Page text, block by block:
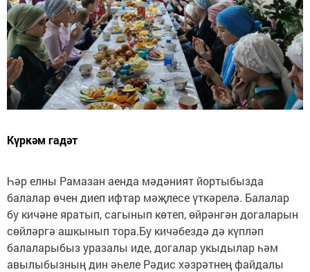
Күркәм гадәт
Һәр елны Рамазан аенда мәдәният йортыбызда
балалар өчен диеп ифтар мәҗлесе үткәрелә. Балалар
бу кичәне яратып, сагынып көтеп, өйрәнгән догаларын
сөйләргә ашкынып тора.Бу кичәбездә дә күпләп
балаларыбыз уразалы иде, догалар укыдылар һәм
авылыбызның дин әһеле Рәдис хәзрәтнең файдалы